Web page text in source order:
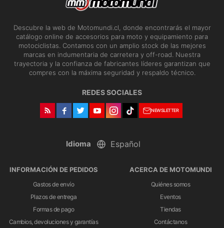
Descubre la web de Motomundi.cl, donde encontrarás el mayor
catálogo online de accesorios para moto y equipamiento para
motociclistas. Contamos con un amplio stock de las mejores
marcas en indumentaria de carretera y off-road. Nuestra
trayectoria y la confianza de fabricantes líderes garantizan que
compres con la máxima seguridad y respaldo técnico.
REDES SOCIALES
NEWSLETTER
Idioma
INFORMACIÓN DE PEDIDOS
Gastos de envío
Plazos de entrega
Formas de pago
Cambios, devoluciones y garantías
ACERCA DE MOTOMUNDI
Quiénes somos
Eventos
Tiendas
Contáctanos